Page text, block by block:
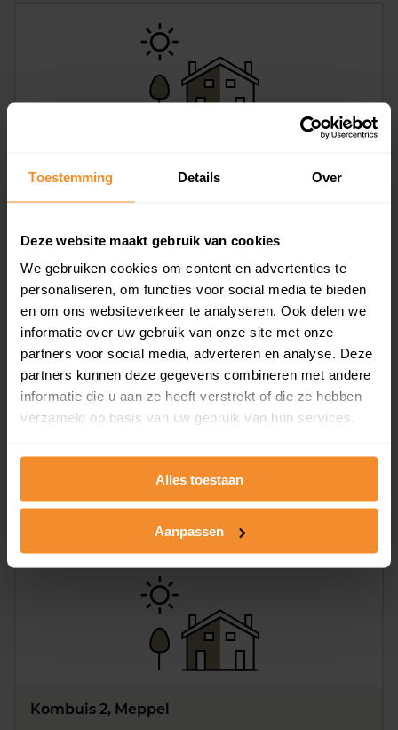
Toestemming Details Over
Deze website maakt gebruik van cookies
We gebruiken cookies om content en advertenties te
personaliseren, om functies voor social media te bieden
en om ons websiteverkeer te analyseren. Ook delen we
informatie over uw gebruik van onze site met onze
partners voor social media, adverteren en analyse. Deze
partners kunnen deze gegevens combineren met andere
informatie die u aan ze heeft verstrekt of die ze hebben
verzameld op basis van uw gebruik van hun services.
Alles toestaan
Aanpassen
175 m2
Op aanvraag
Kombuis 2, Meppel